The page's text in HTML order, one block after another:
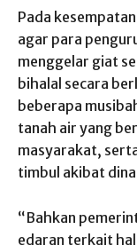
Pada
agar para
menggelar giat
bihalal secara
beberapa
tanah air yang
masyarakat,
timbul akibat
“Bahkan
edaran terkait